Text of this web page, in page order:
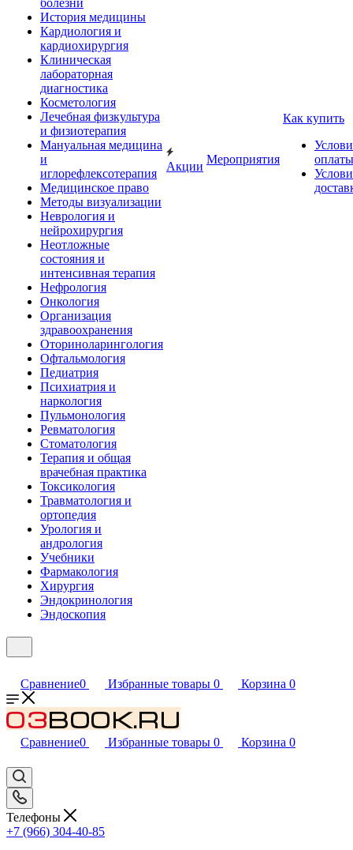
болезни
История медицины
Кардиология и
кардиохирургия
Клиническая
лабораторная
диагностика
Косметология
Лечебная физкультура
и физиотерапия
Мануальная медицина
и
иглорефлексотерапия
Медицинское право
Методы визуализации
Неврология и
нейрохирургия
Неотложные
состояния и
интенсивная терапия
Нефрология
Онкология
Организация
здравоохранения
Оториноларингология
Офтальмология
Педиатрия
Психиатрия и
наркология
Пульмонология
Ревматология
Стоматология
Терапия и общая
врачебная практика
Токсикология
Травматология и
ортопедия
Урология и
андрология
Учебники
Фармакология
Хирургия
Эндокринология
Эндоскопия
Акции
Мероприятия
Как купить
оплаты
Сравнение0 Избранные товары 0 Корзина 0
Сравнение0 Избранные товары 0 Корзина 0
Телефоны
+7 (966) 304-40-85